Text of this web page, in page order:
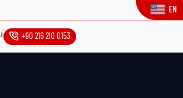
EN
+90 216 210 0153